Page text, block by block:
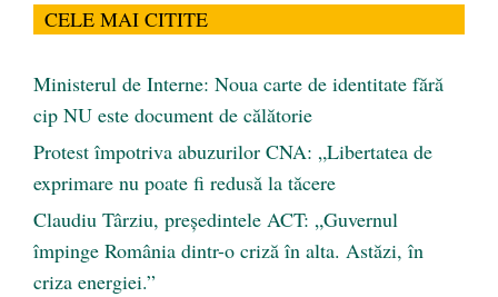
CELE MAI CITITE
Ministerul de Interne: Noua carte de identitate fără
cip NU este document de călătorie
Protest împotriva abuzurilor CNA: „Libertatea de
exprimare nu poate fi redusă la tăcere
Claudiu Târziu, președintele ACT: „Guvernul
împinge România dintr-o criză în alta. Astăzi, în
criza energiei.”